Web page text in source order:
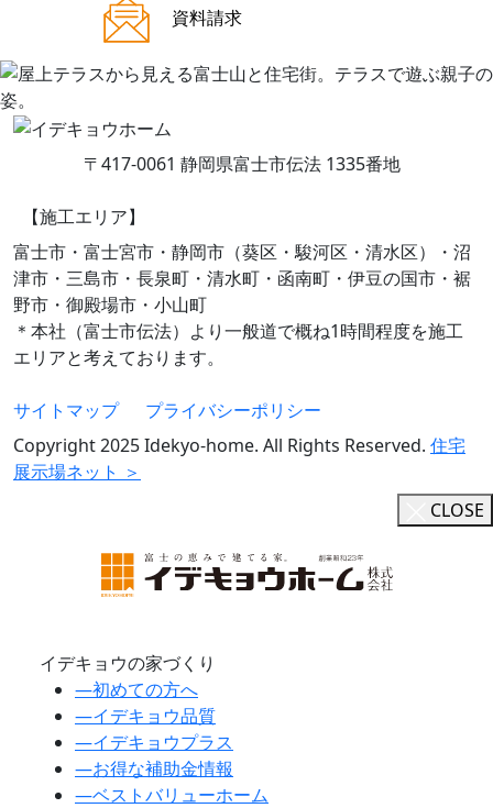
資料請求
〒417-0061 静岡県富士市伝法 1335番地
【施工エリア】
富士市・富士宮市・静岡市（葵区・駿河区・清水区）・沼
津市・三島市・長泉町・清水町・函南町・伊豆の国市・裾
野市・御殿場市・小山町
＊本社（富士市伝法）より一般道で概ね1時間程度を施工
エリアと考えております。
サイトマップ
プライバシーポリシー
Copyright 2025 Idekyo-home. All Rights Reserved. 住宅
展示場ネット ＞
CLOSE
イデキョウの家づくり
―初めての方へ
―イデキョウ品質
―イデキョウプラス
―お得な補助金情報
―ベストバリューホーム